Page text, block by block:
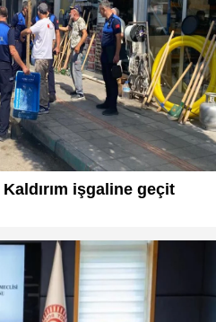
işgaline geçit